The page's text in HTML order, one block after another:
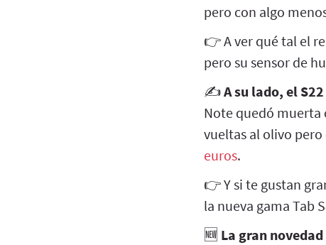
pero con algo
👉 A ver qué tal el
pero su sensor de
✍️A su lado, el
Note quedó muerta
vueltas al olivo pero
euros.
👉 Y si te gustan
la nueva gama Tab
🆕 La gran